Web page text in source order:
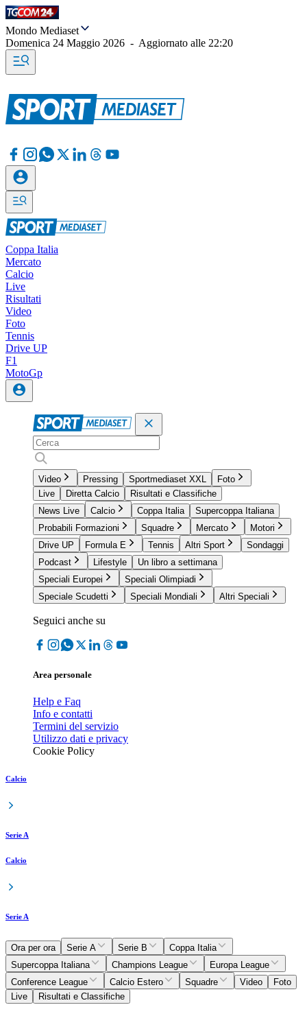
Mondo Mediaset
Domenica 24 Maggio 2026 - Aggiornato alle 22:20
Coppa Italia
Mercato
Calcio
Live
Risultati
Video
Foto
Tennis
Drive UP
F1
MotoGp
Video Pressing Sportmediaset XXL
Foto
Live
Diretta Calcio
Risultati e Classifiche
News Live
Calcio Coppa Italia
Supercoppa Italiana
Probabili Formazioni
Squadre Mercato
Motori
Drive UP
Formula E Tennis Altri Sport
Sondaggi
Podcast
Lifestyle
Un libro a settimana
Speciali Europei
Speciali Olimpiadi
Speciale Scudetti
Speciali Mondiali Altri Speciali
Seguici anche su
Area personale
Help e Faq
Info e contatti
Termini del servizio
Utilizzo dati e privacy
Cookie Policy
Calcio
Serie A
Calcio
Serie A
Ora per ora Serie A Serie B
Coppa Italia
Supercoppa Italiana
Champions League
Europa League
Conference League
Calcio Estero Squadre Video
Foto
Live
Risultati e Classifiche